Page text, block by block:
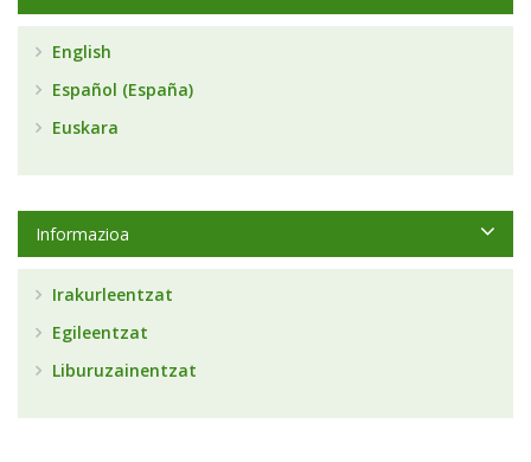
English
Español (España)
Euskara
Informazioa
Irakurleentzat
Egileentzat
Liburuzainentzat